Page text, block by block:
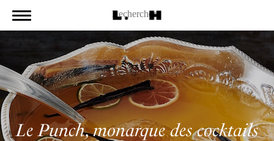
Le Punch, monarque des cocktails